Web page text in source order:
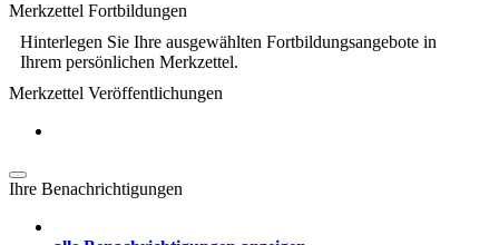
Merkzettel Fortbildungen
Hinterlegen Sie Ihre ausgewählten Fortbildungsangebote in
Ihrem persönlichen Merkzettel.
Merkzettel Veröffentlichungen
Ihre Benachrichtigungen